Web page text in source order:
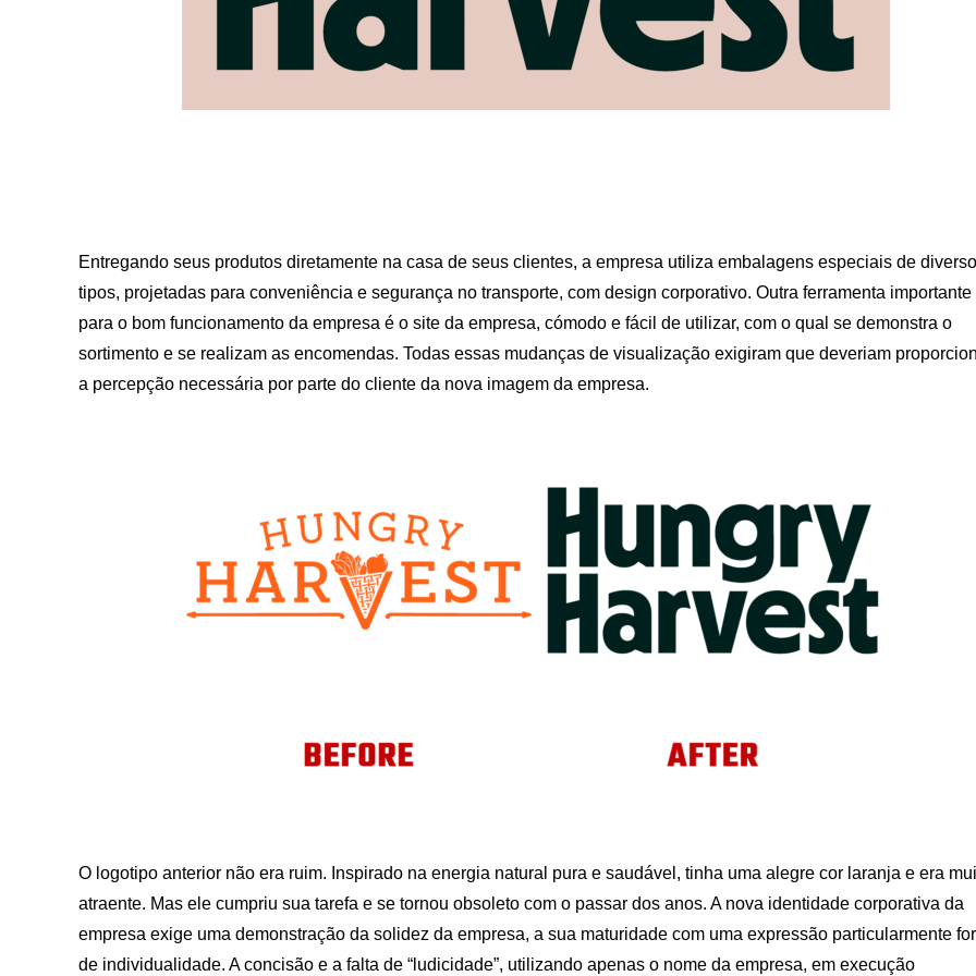
Entregando seus produtos diretamente na casa de seus clientes, a empresa utiliza embalagens especiais de
tipos, projetadas para conveniência e segurança no transporte, com design corporativo. Outra ferramenta importante
para o bom funcionamento da empresa é o site da empresa, cómodo e fácil de utilizar, com o qual se demonstra o
sortimento e se realizam as encomendas. Todas essas mudanças de visualização exigiram que deveriam
a percepção necessária por parte do cliente da nova imagem da empresa.
O logotipo anterior não era ruim. Inspirado na energia natural pura e saudável, tinha uma alegre cor laranja e era
atraente. Mas ele cumpriu sua tarefa e se tornou obsoleto com o passar dos anos. A nova identidade corporativa da
empresa exige uma demonstração da solidez da empresa, a sua maturidade com uma expressão particularmente
de individualidade. A concisão e a falta de “ludicidade”, utilizando apenas o nome da empresa, em execução